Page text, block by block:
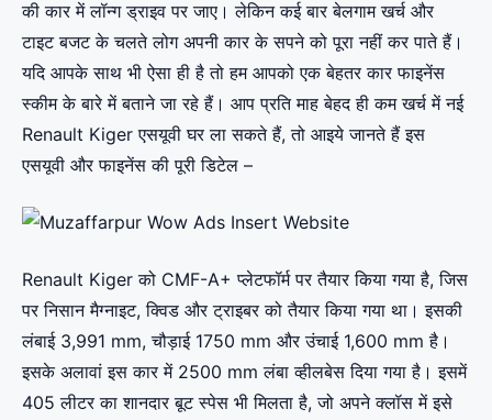
की कार में लॉन्ग ड्राइव पर जाए। लेकिन कई बार बेलगाम खर्च और
टाइट बजट के चलते लोग अपनी कार के सपने को पूरा नहीं कर पाते हैं।
यदि आपके साथ भी ऐसा ही है तो हम आपको एक बेहतर कार फाइनेंस
स्कीम के बारे में बताने जा रहे हैं। आप प्रति माह बेहद ही कम खर्च में नई
Renault Kiger एसयूवी घर ला सकते हैं, तो आइये जानते हैं इस
एसयूवी और फाइनेंस की पूरी डिटेल –
Renault Kiger को CMF-A+ प्लेटफॉर्म पर तैयार किया गया है, जिस
पर निसान मैग्नाइट, क्विड और ट्राइबर को तैयार किया गया था। इसकी
लंबाई 3,991 mm, चौड़ाई 1750 mm और उंचाई 1,600 mm है।
इसके अलावां इस कार में 2500 mm लंबा व्हीलबेस दिया गया है। इसमें
405 लीटर का शानदार बूट स्पेस भी मिलता है, जो अपने क्लॉस में इसे